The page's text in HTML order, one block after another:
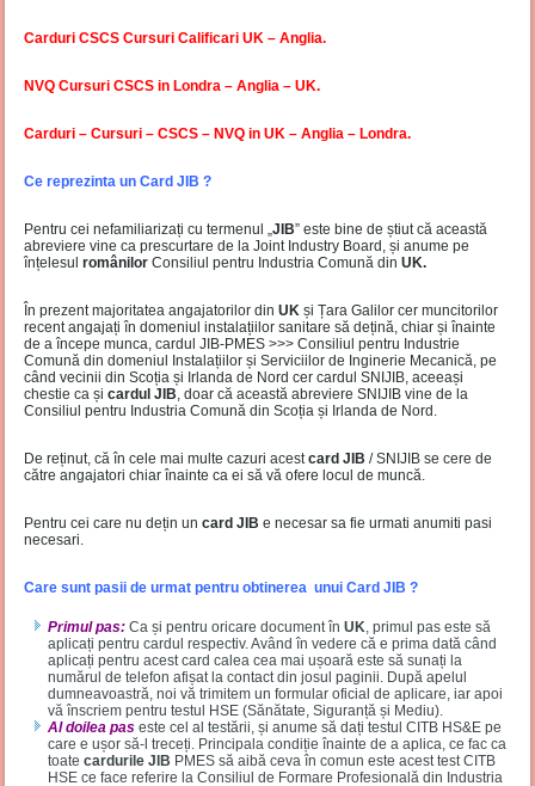
Carduri CSCS Cursuri Calificari UK – Anglia.
NVQ Cursuri CSCS in Londra – Anglia – UK.
Carduri – Cursuri – CSCS – NVQ in UK – Anglia – Londra.
Ce reprezinta un Card JIB ?
Pentru cei nefamiliarizați cu termenul „JIB” este bine de știut că această
abreviere vine ca prescurtare de la Joint Industry Board, și anume pe
înțelesulromânilor Consiliul pentru Industria Comună dinUK.
În prezent majoritatea angajatorilor dinUK și Țara Galilor cer muncitorilor
recent angajați în domeniul instalațiilor sanitare să dețină, chiar și înainte
de a începe munca, cardul JIB-PMES >>> Consiliul pentru Industrie
Comună din domeniul Instalațiilor și Serviciilor de Inginerie Mecanică, pe
când vecinii din Scoția și Irlanda de Nord cer cardul SNIJIB, aceeași
chestie ca șicardul JIB , doar că această abreviere SNIJIB vine de la
Consiliul pentru Industria Comună din Scoția și Irlanda de Nord.
De reținut, că în cele mai multe cazuri acestcard JIB / SNIJIB se cere de
către angajatori chiar înainte ca ei să vă ofere locul de muncă.
Pentru cei care nu dețin uncard JIB e necesar sa fie urmati anumiti pasi
necesari.
Care sunt pasii de urmat pentru obtinerea unui Card JIB ?
Primul pas: Ca și pentru oricare document înUK , primul pas este să
aplicați pentru cardul respectiv. Având în vedere că e prima dată când
aplicați pentru acest card calea cea mai ușoară este să sunați la
numărul de telefon afișat la contact din josul paginii. După apelul
dumneavoastră, noi vă trimitem un formular oficial de aplicare, iar apoi
vă înscriem pentru testul HSE (Sănătate, Siguranță și Mediu).
Al doilea pas este cel al testării, și anume să dați testul CITB HS&E pe
care e ușor să-l treceți. Principala condiție înainte de a aplica, ce fac ca
toatecardurile JIB PMES să aibă ceva în comun este acest test CITB
HSE ce face referire la Consiliul de Formare Profesională din Industria